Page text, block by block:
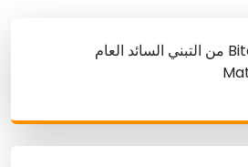
ستحقق Bitcoin 90٪ من التبني السائد العام